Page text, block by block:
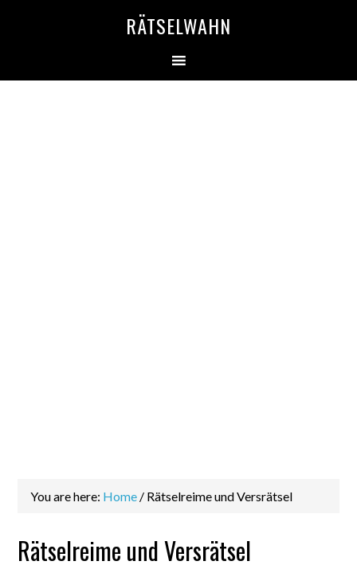
RÄTSELWAHN
You are here: Home / Rätselreime und Versrätsel
Rätselreime und Versrätsel